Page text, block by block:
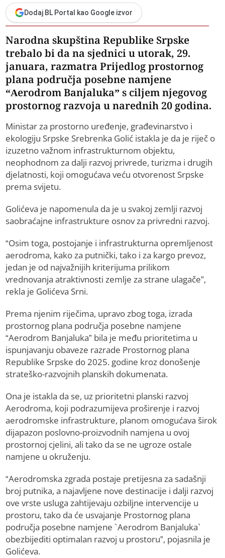
Dodaj BL Portal kao Google izvor
Narodna skupština Republike Srpske
trebalo bi da na sjednici u utorak, 29.
januara, razmatra Prijedlog prostornog
plana područja posebne namjene
“Aerodrom Banjaluka” s ciljem njegovog
prostornog razvoja u narednih 20 godina.
Ministar za prostorno uređenje, građevinarstvo i
ekologiju Srpske Srebrenka Golić istakla je da je riječ o
izuzetno važnom infrastrukturnom objektu,
neophodnom za dalji razvoj privrede, turizma i drugih
djelatnosti, koji omogućava veću otvorenost Srpske
prema svijetu.
Golićeva je napomenula da je u svakoj zemlji razvoj
saobraćajne infrastrukture osnov za privredni razvoj.
“Osim toga, postojanje i infrastrukturna opremljenost
aerodroma, kako za putnički, tako i za kargo prevoz,
jedan je od najvažnijih kriterijuma prilikom
vrednovanja atraktivnosti zemlje za strane ulagače”,
rekla je Golićeva Srni.
Prema njenim riječima, upravo zbog toga, izrada
prostornog plana područja posebne namjene
“Aerodrom Banjaluka” bila je među prioritetima u
ispunjavanju obaveze razrade Prostornog plana
Republike Srpske do 2025. godine kroz donošenje
strateško-razvojnih planskih dokumenata.
Ona je istakla da se, uz prioritetni planski razvoj
Aerodroma, koji podrazumijeva proširenje i razvoj
aerodromske infrastrukture, planom omogućava širok
dijapazon poslovno-proizvodnih namjena u ovoj
prostornoj cjelini, ali tako da se ne ugroze ostale
namjene u okruženju.
“Aerodromska zgrada postaje pretijesna za sadašnji
broj putnika, a najavljene nove destinacije i dalji razvoj
ove vrste usluga zahtijevaju ozbiljne intervencije u
prostoru, tako da će usvajanje Prostornog plana
područja posebne namjene `Aerodrom Banjaluka`
obezbijediti optimalan razvoj u prostoru”, pojasnila je
Golićeva.